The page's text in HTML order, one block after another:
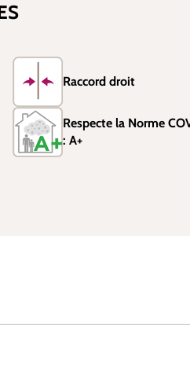
Raccord droit
Respecte la Norme
: A+